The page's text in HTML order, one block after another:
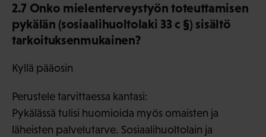
2.7 Onko mielenterveystyön toteuttamisen
pykälän (sosiaalihuoltolaki 33 c §) sisältö
tarkoituksenmukainen?
Kyllä pääosin
Perustele tarvittaessa kantasi:
Pykälässä tulisi huomioida myös omaisten ja
läheisten palvelutarve. Sosiaalihuoltolain ja